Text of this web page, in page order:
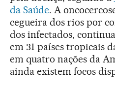
da Saúde. A
cegueira dos rios por
dos infectados,
em 31 países tropicais
em quatro nações da
ainda existem focos